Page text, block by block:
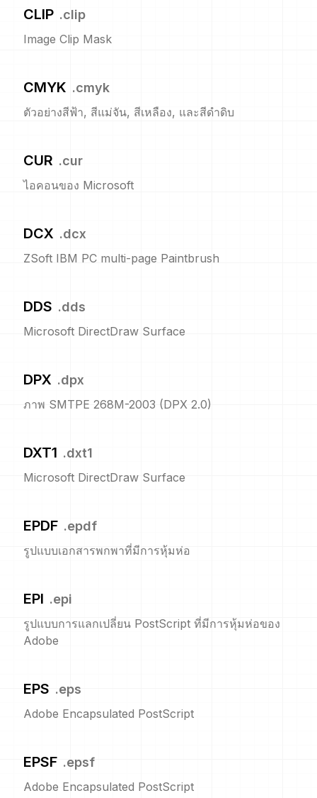
CLIP .clip
Image Clip Mask
CMYK .cmyk
ตัวอย่างสีฟ้า, สีแม่จัน, สีเหลือง, และสีดำดิบ
CUR .cur
ไอคอนของ Microsoft
DCX .dcx
ZSoft IBM PC multi-page Paintbrush
DDS .dds
Microsoft DirectDraw Surface
DPX .dpx
ภาพ SMTPE 268M-2003 (DPX 2.0)
DXT1 .dxt1
Microsoft DirectDraw Surface
EPDF .epdf
รูปแบบเอกสารพกพาที่มีการหุ้มห่อ
EPI .epi
รูปแบบการแลกเปลี่ยน PostScript ที่มีการหุ้มห่อของ
Adobe
EPS .eps
Adobe Encapsulated PostScript
EPSF .epsf
Adobe Encapsulated PostScript